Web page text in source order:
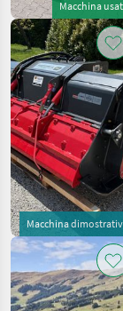
Macchina
Macchina